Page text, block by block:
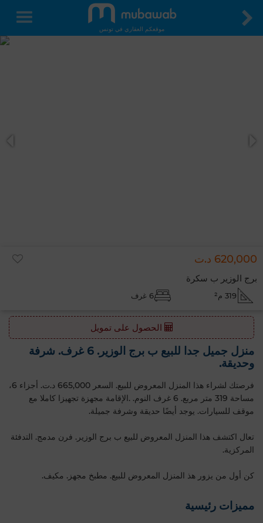
موقعكم العقاري في تونس
620,000 د.ت
برج الوزير ب سكرة
319 م² 6 غرف
الحصول على تمويل
منزل جميل جدا للبيع ب برج الوزير. 6 غرف. شرفة
وحديقة.
فرصتك لشراء هذا المنزل المعروض للبيع. السعر 665,000 د.ت. أجزاء 6،
مساحة 319 متر مربع. 6 غرف النوم. .الإقامة مجهزة تجهيزا كاملا مع
موقف للسيارات. يوجد أيضًا حديقة وشرفة جميلة.
تعال اكتشف هذا المنزل المعروض للبيع ب برج الوزير. فرن مدمج. التدفئة
المركزية.
كن أول من يزور هذ المنزل المعروض للبيع. مطبخ مجهز. مكيف.
مميزات رئيسية